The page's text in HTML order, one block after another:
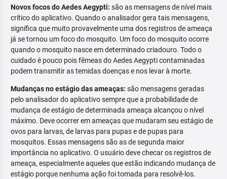
Novos focos do Aedes Aegypti: são as mensagens de nível mais
crítico do aplicativo. Quando o analisador gera tais mensagens,
significa que muito provavelmente uma dos registros de ameaça
já se tornou um foco do mosquito. Um foco do mosquito ocorre
quando o mosquito nasce em determinado criadouro. Todo o
cuidado é pouco pois fêmeas do Aedes Aegypti contaminadas
podem transmitir as temidas doenças e nos levar à morte.
Mudanças no estágio das ameaças: são mensagens geradas
pelo analisador do aplicativo sempre que a probabilidade de
mudança de estágio de determinada ameaça alcançou o nível
máximo. Deve ocorrer em ameaças que mudaram seu estágio de
ovos para larvas, de larvas para pupas e de pupas para
mosquitos. Essas mensagens são as de segunda maior
importância no aplicativo. O usuário deve checar os registros de
ameaça, especialmente aqueles que estão indicando mudança de
estágio porque nenhuma ação foi tomada para resolvê-los.